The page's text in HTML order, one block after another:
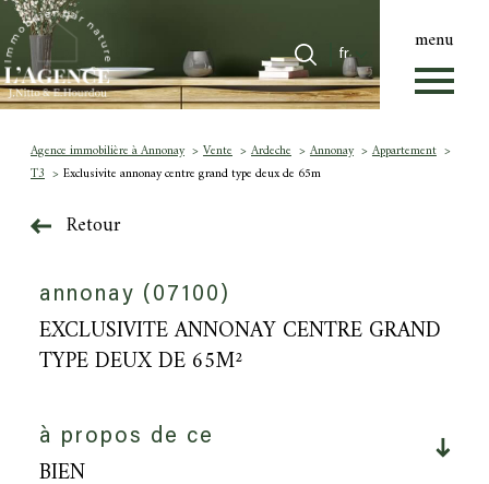
menu
fr
Accueil
Agence immobilière à Annonay Vente Ardeche Annonay
Appartement
T3
Exclusivite annonay centre grand type deux de 65m
Retour
annonay (07100)
EXCLUSIVITE ANNONAY CENTRE GRAND
TYPE DEUX DE 65M²
à propos de ce
BIEN